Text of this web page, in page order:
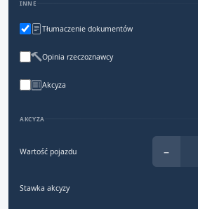
INNE
Tłumaczenie dokumentów
Opinia rzeczoznawcy
Akcyza
AKCYZA
Wartość pojazdu −
Stawka akcyzy